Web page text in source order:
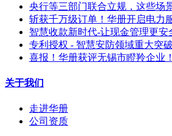
央行等三部门联合立规，这些场
斩获千万级订单！华册开启电力
智慧收款新时代-让现金管理更安
专利授权 - 智慧安防领域重大突
喜报！华册获评无锡市瞪羚企业！
关于我们
走进华册
公司资质